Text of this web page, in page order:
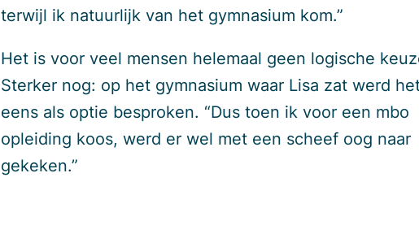
terwijl ik natuurlijk van het gymnasium kom.”
Het is voor veel mensen helemaal geen logische
Sterker nog: op het gymnasium waar Lisa zat werd
eens als optie besproken. “Dus toen ik voor een mbo
opleiding koos, werd er wel met een scheef oog naar
gekeken.”